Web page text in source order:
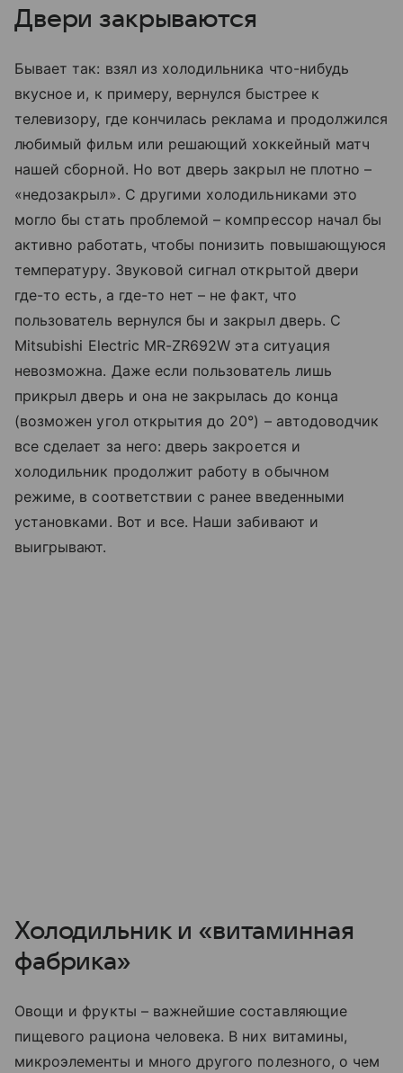
Двери закрываются
Бывает так: взял из холодильника что-нибудь
вкусное и, к примеру, вернулся быстрее к
телевизору, где кончилась реклама и продолжился
любимый фильм или решающий хоккейный матч
нашей сборной. Но вот дверь закрыл не плотно –
«недозакрыл». С другими холодильниками это
могло бы стать проблемой – компрессор начал бы
активно работать, чтобы понизить повышающуюся
температуру. Звуковой сигнал открытой двери
где-то есть, а где-то нет – не факт, что
пользователь вернулся бы и закрыл дверь. С
Mitsubishi Electric MR-ZR692W эта ситуация
невозможна. Даже если пользователь лишь
прикрыл дверь и она не закрылась до конца
(возможен угол открытия до 20°) – автодоводчик
все сделает за него: дверь закроется и
холодильник продолжит работу в обычном
режиме, в соответствии с ранее введенными
установками. Вот и все. Наши забивают и
выигрывают.
Холодильник и «витаминная
фабрика»
Овощи и фрукты – важнейшие составляющие
пищевого рациона человека. В них витамины,
микроэлементы и много другого полезного, о чем